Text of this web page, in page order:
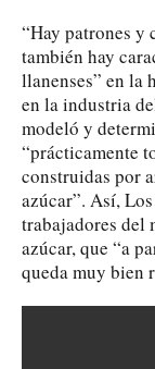
“Hay patrones y
también hay
llanenses” en la
en la industria
modeló y
“prácticamente
construidas por
azúcar”. Así,
trabajadores del
azúcar, que “a
queda muy bien